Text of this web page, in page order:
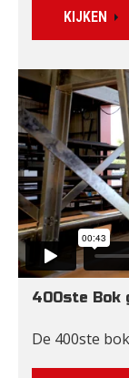
KIJKEN
400ste Bok
De 400ste